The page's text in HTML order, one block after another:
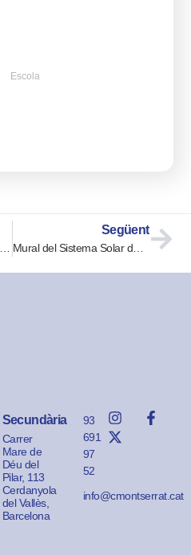
Escola
P3 representem el conte del Patufet
Següent
Mural del Sistema Solar de P5
Secundària
Carrer
Mare de
Déu del
Pilar, 113
Cerdanyola
del Vallès,
Barcelona
93
691
97
52
info@cmontserrat.cat